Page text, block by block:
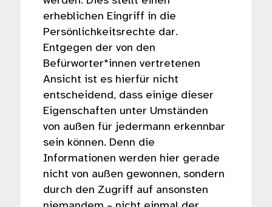
erheblichen Eingriff in die
Persönlichkeitsrechte dar.
Entgegen der von den
Befürworter*innen vertretenen
Ansicht ist es hierfür nicht
entscheidend, dass einige dieser
Eigenschaften unter Umständen
von außen für jedermann erkennbar
sein können. Denn die
Informationen werden hier gerade
nicht von außen gewonnen, sondern
durch den Zugriff auf ansonsten